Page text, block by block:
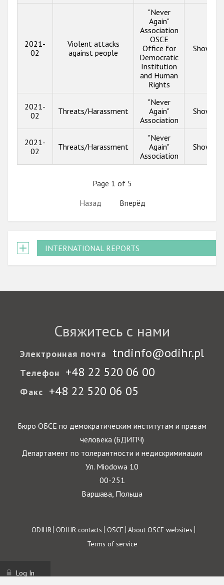
2021-
02
Violent attacks
against people
"Never
Again"
Association
OSCE
Office for
Democratic
Institution
and Human
Rights
Show
2021-
02
Threats/Harassment
"Never
Again"
Association
Show
2021-
02
Threats/Harassment
"Never
Again"
Association
Show
Page 1 of 5
Назад
Вперёд
INTERNATIONAL REPORTS
Свяжитесь с нами
Электронная почта tndinfo@odihr.pl
Телефон +48 22 520 06 00
Факс +48 22 520 06 05
Бюро ОБСЕ по демократическим институтам и правам
человека (БДИПЧ)
Департамент по толерантности и недискриминации
Ул. Miodowa 10
00-251
Варшава, Польша
Footer
ODIHR ODIHR contacts OSCE About OSCE websites
Terms of service
Log In